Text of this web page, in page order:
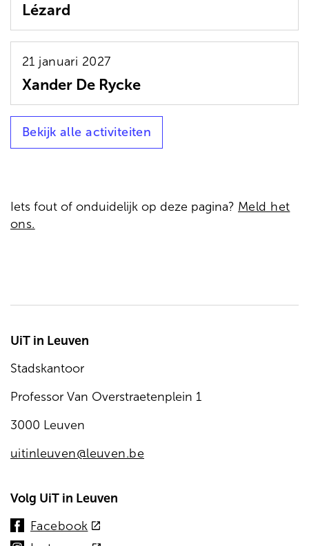
Lézard
21 januari 2027
Xander De Rycke
Bekijk alle activiteiten
Iets fout of onduidelijk op deze pagina? Meld het
ons.
UiT in Leuven
Stadskantoor
Professor Van Overstraetenplein 1
3000 Leuven
uitinleuven@leuven.be
Volg UiT in Leuven
Facebook (externe
link)